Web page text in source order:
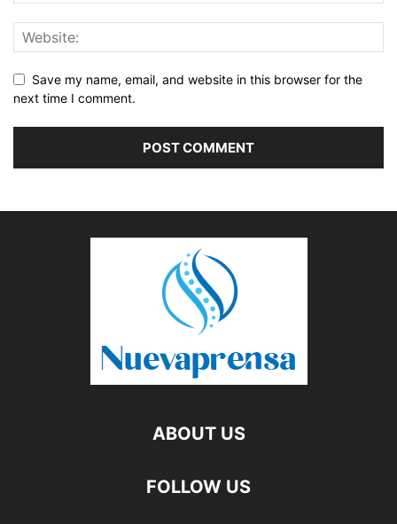
Save my name, email, and website in this browser for the
next time I comment.
ABOUT US
FOLLOW US